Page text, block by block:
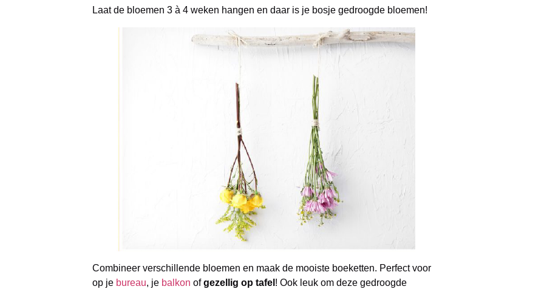
Laat de bloemen 3 à 4 weken hangen en daar is je bosje gedroogde bloemen!
Combineer verschillende bloemen en maak de mooiste boeketten. Perfect voor
op je bureau, je balkon ofgezellig op tafel ! Ook leuk om deze gedroogde